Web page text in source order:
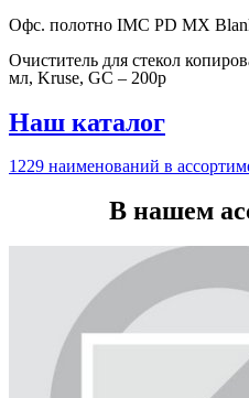
Офс. полотно IMC PD MX
Очиститель для стекол
мл, Kruse, GC – 200р
Наш каталог
1229 наименований в
В нашем